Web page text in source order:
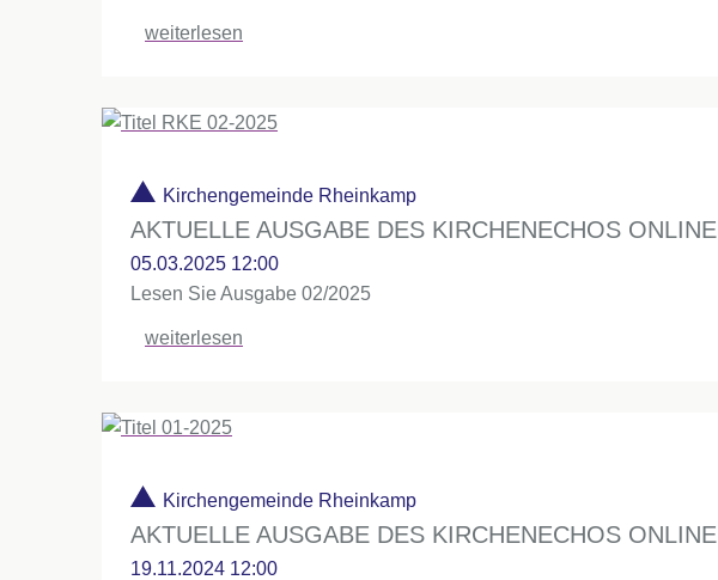
weiterlesen
Kirchengemeinde Rheinkamp
AKTUELLE AUSGABE DES KIRCHENECHOS ONLINE
05.03.2025 12:00
Lesen Sie Ausgabe 02/2025
weiterlesen
Kirchengemeinde Rheinkamp
AKTUELLE AUSGABE DES KIRCHENECHOS ONLINE
19.11.2024 12:00